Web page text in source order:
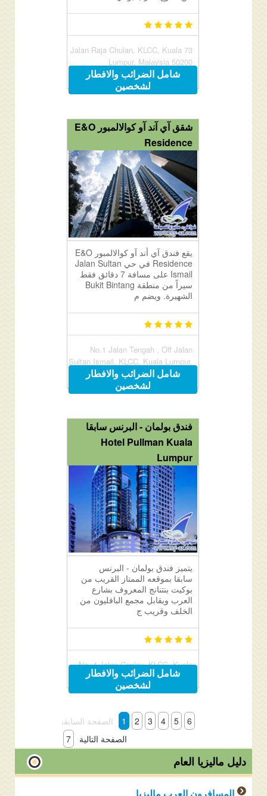
73 Jalan Raja Chulan, KLCC, Kuala
Lumpur, Malaysia 50200
شامل الضرائب والافطار
لشخصين
شقق آي آند آو كوالالمبور E&O
Residence
يقع فندق آي أند آو كوالالمبور E&O
Residence في حي Jalan Sultan
Ismail على مسافة 7 دقائق فقط
سيراً من منطقة Bukit Bintang
الشهيرة. ويضم م
No.1 Jalan Tengah , Off Jalan
Sultan Ismail, KLCC, Kuala Lumpur,
Malaysia 50450
شامل الضرائب والافطار
لشخصين
فندق بولمان - البرنس سابقا
Hotel Pullman Kuala
Lumpur
يتميز فندق بولمان - البرنس
سابقا بموقعه الممتاز القريب من
بوكيت بنتنانج المعروف بشارع
العرب ويقابل مجمع البافليون من
الخلف وقريب ج
No. 4 Jalan Conlay, KLCC, Kuala
Lumpur, Malaysia 50450
شامل الضرائب والافطار
لشخصين
الصفحة السابقة 1 2 3 4 5
6
7
الصفحة التالية
دليل ماليزيا العام
المسافرون العرب ماليزيا